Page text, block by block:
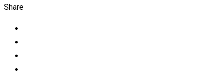
Share